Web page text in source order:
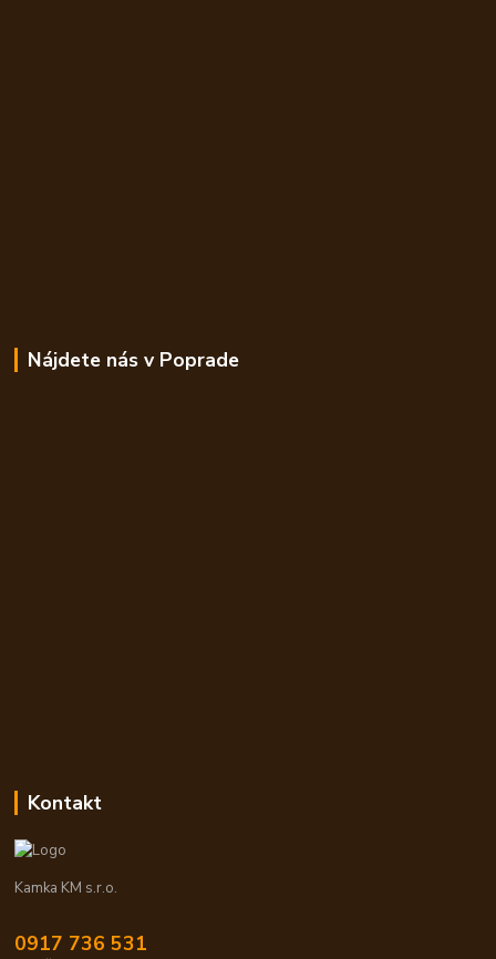
Nájdete nás v Poprade
Kontakt
Kamka KM s.r.o.
0917 736 531